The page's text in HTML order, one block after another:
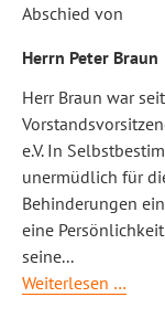
Abschied von
Herrn Peter Braun
Herr Braun war
e.V. In
unermüdlich für
Behinderungen
eine
seine...
Weiterlesen …